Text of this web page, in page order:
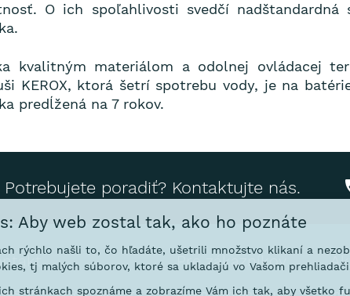
O ich spoľahlivosti svedčí nadštandardná
kvalitným materiálom a odolnej ovládacej
KEROX, ktorá šetrí spotrebu vody, je na
predĺžená na 7 rokov.
Potrebujete poradiť? Kontaktujte nás.
Pre zákazníkov
Aby web zostal tak, ako ho poznáte
rýchlo našli to, čo hľadáte, ušetrili množstvo klikaní a
tj malých súborov, ktoré sa ukladajú vo Vašom
stránkach spoznáme a zobrazíme Vám ich tak, aby všetko